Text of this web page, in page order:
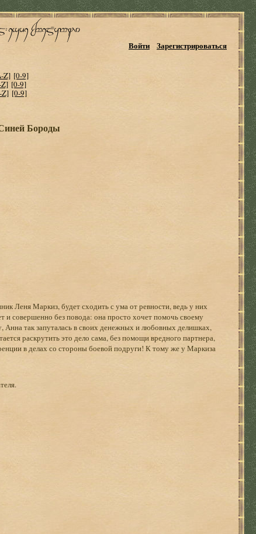
Войти Зарегистрироваться
Z] [0-9]
[0-9]
Z] [0-9]
Бороды
Леня Маркиз, будет сходить с ума от ревности, ведь у них
и совершенно без повода: она просто хочет помочь своему
так запуталась в своих денежных и любовных делишках,
раскрутить это дело сама, без помощи вредного партнера,
в делах со стороны боевой подруги! К тому же у Маркиза